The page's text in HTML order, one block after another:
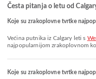
Česta pitanja o letu od
Koje su zrakoplovne tvrtke
Većina putnika iz Calgary leti s
najpopularnijom zrakoplovnom
Koje su zrakoplovne tvrtke